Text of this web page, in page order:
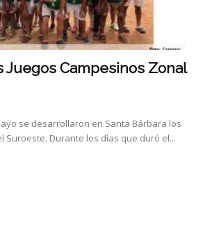
Juegos Campesinos Zonal
se desarrollaron en Santa Bárbara los
Suroeste. Durante los días que duró el...